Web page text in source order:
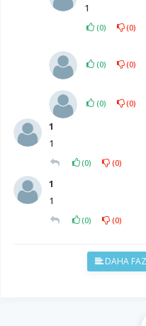
1
(0) (0)
(0) (0)
(0) (0)
1
1
(0) (0)
1
1
(0) (0)
DAHA